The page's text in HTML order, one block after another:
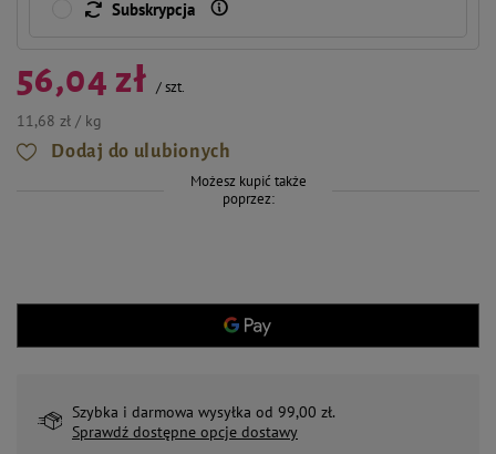
Subskrypcja
56,04 zł /szt.
11,68 zł / kg
Dodaj do ulubionych
Możesz kupić także
poprzez:
Szybka i darmowa wysyłka od 99,00 zł.
Sprawdź dostępne opcje dostawy